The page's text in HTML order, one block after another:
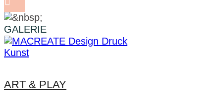
GALERIE
ART & PLAY